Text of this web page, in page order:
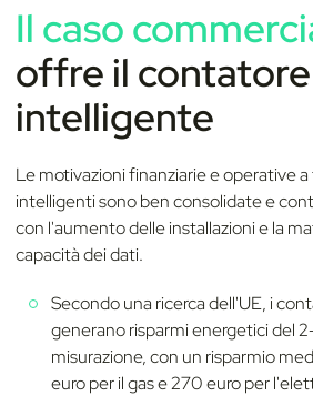
Il caso
offre il contatore
intelligente
Le motivazioni finanziarie e operative
intelligenti sono ben consolidate e
con l'aumento delle installazioni e la
capacità dei dati.
Secondo una ricerca dell'UE, i
generano risparmi energetici del
misurazione, con un risparmio
euro per il gas e 270 euro per